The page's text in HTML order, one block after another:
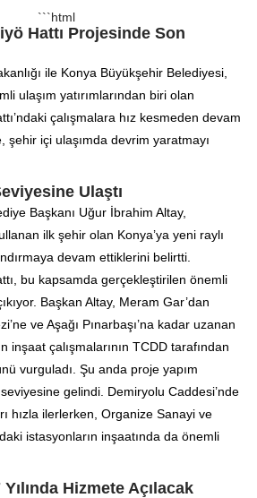
```html
Hattı Projesinde Son
ile Konya Büyükşehir Belediyesi,
ulaşım yatırımlarından biri olan
çalışmalara hız kesmeden devam
şehir içi ulaşımda devrim yaratmayı
Ulaştı
Başkanı Uğur İbrahim Altay,
ilk şehir olan Konya’ya yeni raylı
devam ettiklerini belirtti.
bu kapsamda gerçekleştirilen önemli
Başkan Altay, Meram Gar’dan
ve Aşağı Pınarbaşı’na kadar uzanan
inşaat çalışmalarının TCDD tarafından
vurguladı. Şu anda proje yapım
gelindi. Demiryolu Caddesi’nde
hızla ilerlerken, Organize Sanayi ve
istasyonların inşaatında da önemli
Hizmete Açılacak